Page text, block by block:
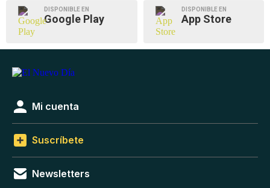
DISPONIBLE EN
Google Play
DISPONIBLE EN
App Store
Mi cuenta
Suscríbete
Newsletters